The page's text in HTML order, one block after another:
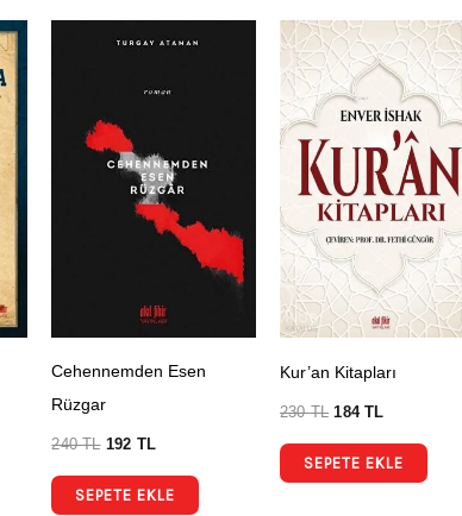
Cehennemden Esen
Rüzgar
240TL 192 TL
SEPETE EKLE
Kur’an Kitapları
230TL 184TL
SEPETE EKLE